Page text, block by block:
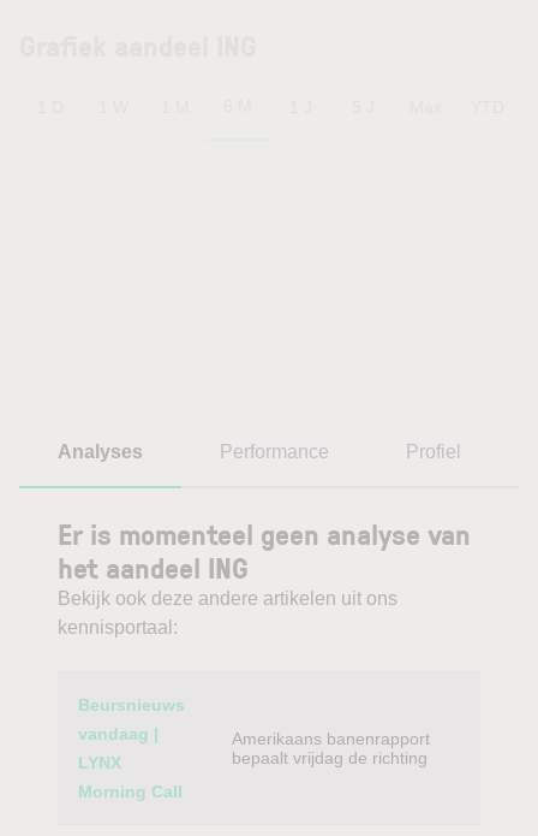
Analyses Performance Profiel
Er is momenteel geen analyse van
het aandeel ING
Bekijk ook deze andere artikelen uit ons
kennisportaal:
Category
Beursnieuws
vandaag |
LYNX
Morning Call
Amerikaans banenrapport
bepaalt vrijdag de richting